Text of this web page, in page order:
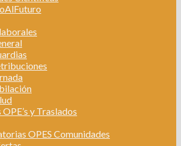
y Traslados
OPES Comunidades